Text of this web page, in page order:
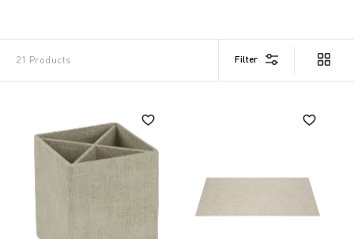
21 Products Filter